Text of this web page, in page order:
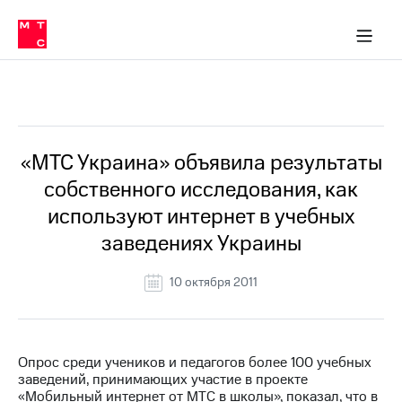
Медиа-центр
и акционерам
Устойчивое развитие
Комплаенс и деловая этика
компании
Карьера
История
компании
Руководство
региона
информация
Медиа-центр
Пресс-
релизы
в МТС
Пресс-
релизы
МТС
о технологиях
«МТС Украина» объявила результаты
собственного исследования, как
используют интернет в учебных
заведениях Украины
10 октября 2011
Опрос среди учеников и педагогов более 100 учебных
заведений, принимающих участие в проекте
«Мобильный интернет от МТС в школы», показал, что в